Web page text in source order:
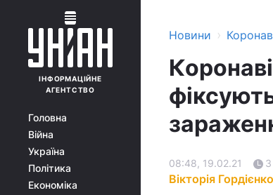
ІНФОРМАЦІЙНЕ
АГЕНТСТВО
Головна
Війна
Україна
Політика
Економіка
Новини ›
Вікторія
08:48, 19.02.21